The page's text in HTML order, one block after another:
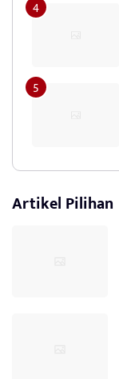
Artikel Pilihan